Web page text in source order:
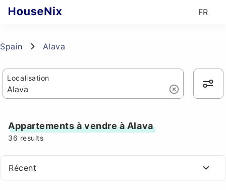
FR
Spain Alava
Localisation
Appartements à vendre à Alava
36 results
Récent